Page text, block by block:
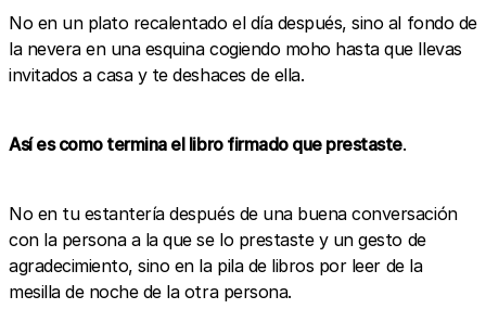
No en un plato recalentado el día después, sino al fondo de
la nevera en una esquina cogiendo moho hasta que llevas
invitados a casa y te deshaces de ella.
Así es como termina el libro firmado que prestaste.
No en tu estantería después de una buena conversación
con la persona a la que se lo prestaste y un gesto de
agradecimiento, sino en la pila de libros por leer de la
mesilla de noche de la otra persona.